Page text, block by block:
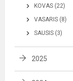
KOVAS (22)
VASARIS (8)
SAUSIS (3)
2025